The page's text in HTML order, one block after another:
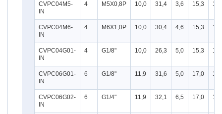
CVPC04M5-
IN
4 M5X0,8P 10,0 31,4 3,6 15,3 10
CVPC04M6-
IN
4 M6X1,0P 10,0 30,4 4,6 15,3 10
CVPC04G01-
IN
4 G1/8" 10,0 26,3 5,0 15,3 10
CVPC06G01-
IN
6 G1/8" 11,9 31,6 5,0 17,0 12
CVPC06G02-
IN
6 G1/4" 11,9 32,1 6,5 17,0 15